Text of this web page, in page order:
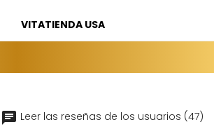
VITATIENDA USA
Leer las reseñas de los usuarios (47)